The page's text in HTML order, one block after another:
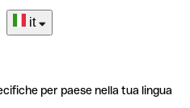
it
per paese nella tua lingua